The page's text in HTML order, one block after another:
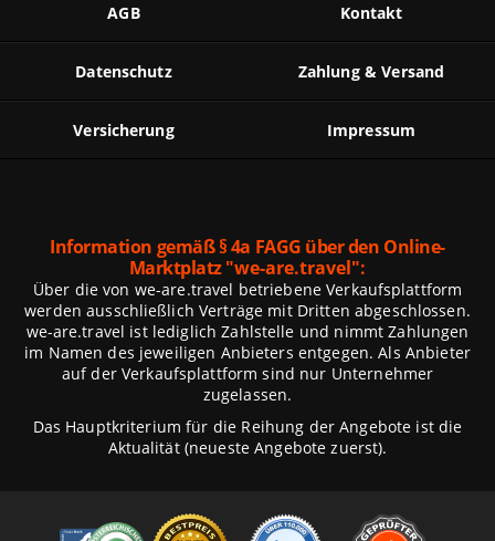
AGB Kontakt
Datenschutz Zahlung & Versand
Versicherung Impressum
Information gemäß § 4a FAGG über den Online-
Marktplatz"we-are.travel":
Über die von we-are.travel betriebene Verkaufsplattform
werden ausschließlich Verträge mit Dritten abgeschlossen.
we-are.travel ist lediglich Zahlstelle und nimmt Zahlungen
im Namen des jeweiligen Anbieters entgegen. Als Anbieter
auf der Verkaufsplattform sind nur Unternehmer
zugelassen.
Das Hauptkriterium für die Reihung der Angebote ist die
Aktualität (neueste Angebote zuerst).